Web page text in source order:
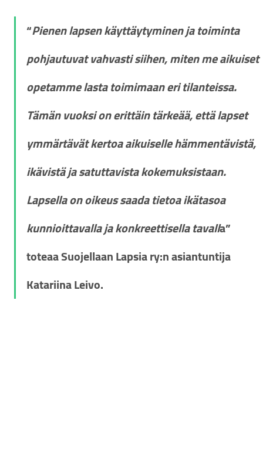
“Pienen lapsen käyttäytyminen ja toiminta
pohjautuvat vahvasti siihen, miten me aikuiset
opetamme lasta toimimaan eri tilanteissa.
Tämän vuoksi on erittäin tärkeää, että lapset
ymmärtävät kertoa aikuiselle hämmentävistä,
ikävistä ja satuttavista kokemuksistaan.
Lapsella on oikeus saada tietoa ikätasoa
kunnioittavalla ja konkreettisella tavalla”
toteaa Suojellaan Lapsia ry:n asiantuntija
Katariina Leivo.